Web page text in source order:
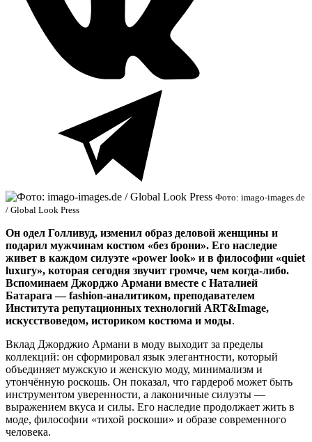
Фото: imago-images.de
/ Global Look Press
Он одел Голливуд, изменил образ деловой женщины и
подарил мужчинам костюм «без брони». Его наследие
живет в каждом силуэте «power look» и в философии «quiet
luxury», которая сегодня звучит громче, чем когда-либо.
Вспоминаем Джорджо Армани вместе с Наталией
Батарага — fashion-аналитиком, преподавателем
Института репутационных технологий ART&Image,
искусствоведом, историком костюма и моды.
Вклад Джорджио Армани в моду выходит за пределы
коллекций: он сформировал язык элегантности, который
объединяет мужскую и женскую моду, минимализм и
утончённую роскошь. Он показал, что гардероб может быть
инструментом уверенности, а лаконичные силуэты —
выражением вкуса и силы. Его наследие продолжает жить в
моде, философии «тихой роскоши» и образе современного
человека.